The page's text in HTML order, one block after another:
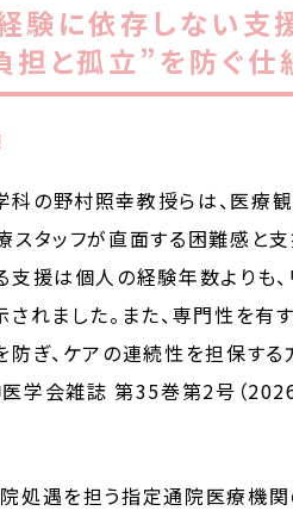
経験に依存しない
担と孤立”を防ぐ
の野村照幸教授らは、医療
スタッフが直面する困難感と
支援は個人の経験年数より
されました。また、専門性を
ぎ、ケアの連続性を担保す
学会雑誌 第35巻第2号（2026
処遇を担う指定通院医療機